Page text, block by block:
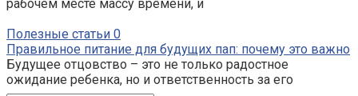
рабочем месте массу времени, и
Полезные статьи 0
Правильное питание для будущих пап: почему это важно
Будущее отцовство – это не только радостное
ожидание ребенка, но и ответственность за его